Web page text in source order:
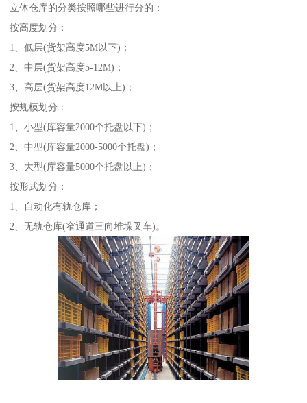
立体仓库的分类按照哪些进行分的：
按高度划分：
1、低层(货架高度5M以下)；
2、中层(货架高度5-12M)；
3、高层(货架高度12M以上)；
按规模划分：
1、小型(库容量2000个托盘以下)；
2、中型(库容量2000-5000个托盘)；
3、大型(库容量5000个托盘以上)；
按形式划分：
1、自动化有轨仓库；
2、无轨仓库(窄通道三向堆垛叉车)。